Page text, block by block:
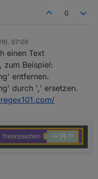
0
07:09
einen Text
zum Beispiel:
entfernen.
durch ',' ersetzen.